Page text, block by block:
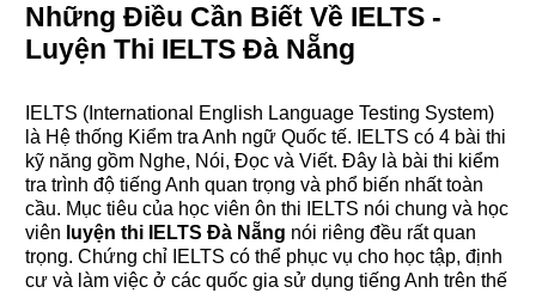
Những Điều Cần Biết Về IELTS -
Luyện Thi IELTS Đà Nẵng
IELTS (International English Language Testing System)
là Hệ thống Kiểm tra Anh ngữ Quốc tế. IELTS có 4 bài thi
kỹ năng gồm Nghe, Nói, Đọc và Viết. Đây là bài thi kiểm
tra trình độ tiếng Anh quan trọng và phổ biến nhất toàn
cầu. Mục tiêu của học viên ôn thi IELTS nói chung và học
viên luyện thi IELTS Đà Nẵng nói riêng đều rất quan
trọng. Chứng chỉ IELTS có thể phục vụ cho học tập, định
cư và làm việc ở các quốc gia sử dụng tiếng Anh trên thế